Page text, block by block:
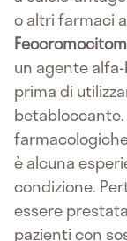
o altri farmaci
un agente
prima di
è alcuna
condizione.
essere
pazienti con